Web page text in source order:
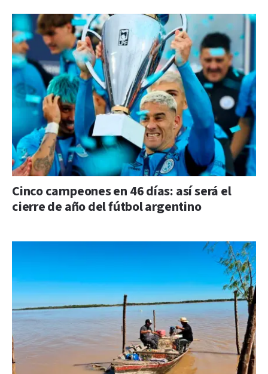
Cinco campeones en 46 días: así será el
cierre de año del fútbol argentino